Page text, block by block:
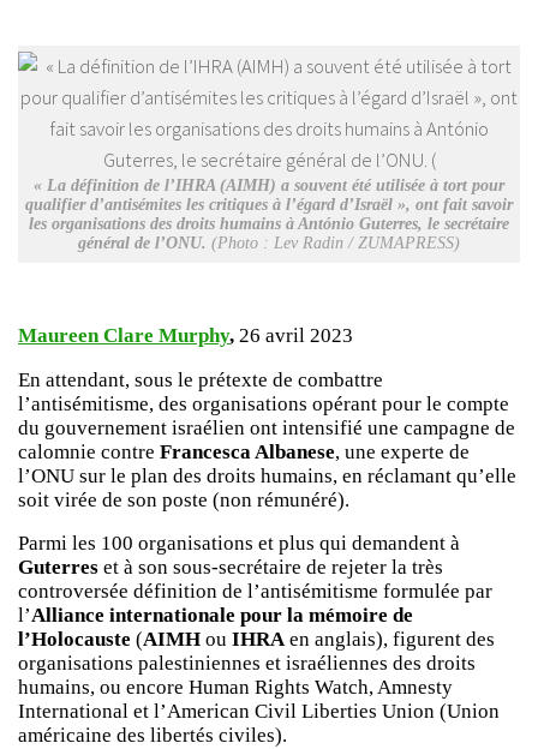
« La définition de l’IHRA (AIMH) a souvent été utilisée à tort pour
qualifier d’antisémites les critiques à l’égard d’Israël », ont fait savoir
les organisations des droits humains à António Guterres, le secrétaire
général de l’ONU. (Photo : Lev Radin / ZUMAPRESS)
Maureen Clare Murphy, 26 avril 2023
En attendant, sous le prétexte de combattre
l’antisémitisme, des organisations opérant pour le compte
du gouvernement israélien ont intensifié une campagne de
calomnie contre Francesca Albanese, une experte de
l’ONU sur le plan des droits humains, en réclamant qu’elle
soit virée de son poste (non rémunéré).
Parmi les 100 organisations et plus qui demandent à
Guterres et à son sous-secrétaire de rejeter la très
controversée définition de l’antisémitisme formulée par
l’Alliance internationale pour la mémoire de
l’Holocauste (AIMH ou IHRAen anglais), figurent des
organisations palestiniennes et israéliennes des droits
humains, ou encore Human Rights Watch, Amnesty
International et l’American Civil Liberties Union (Union
américaine des libertés civiles).